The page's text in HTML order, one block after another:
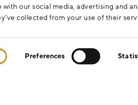
with our social media, advertising and
collected from your use of their
Preferences